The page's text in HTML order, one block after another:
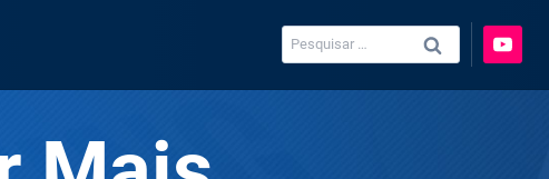
Pesquisar
por: